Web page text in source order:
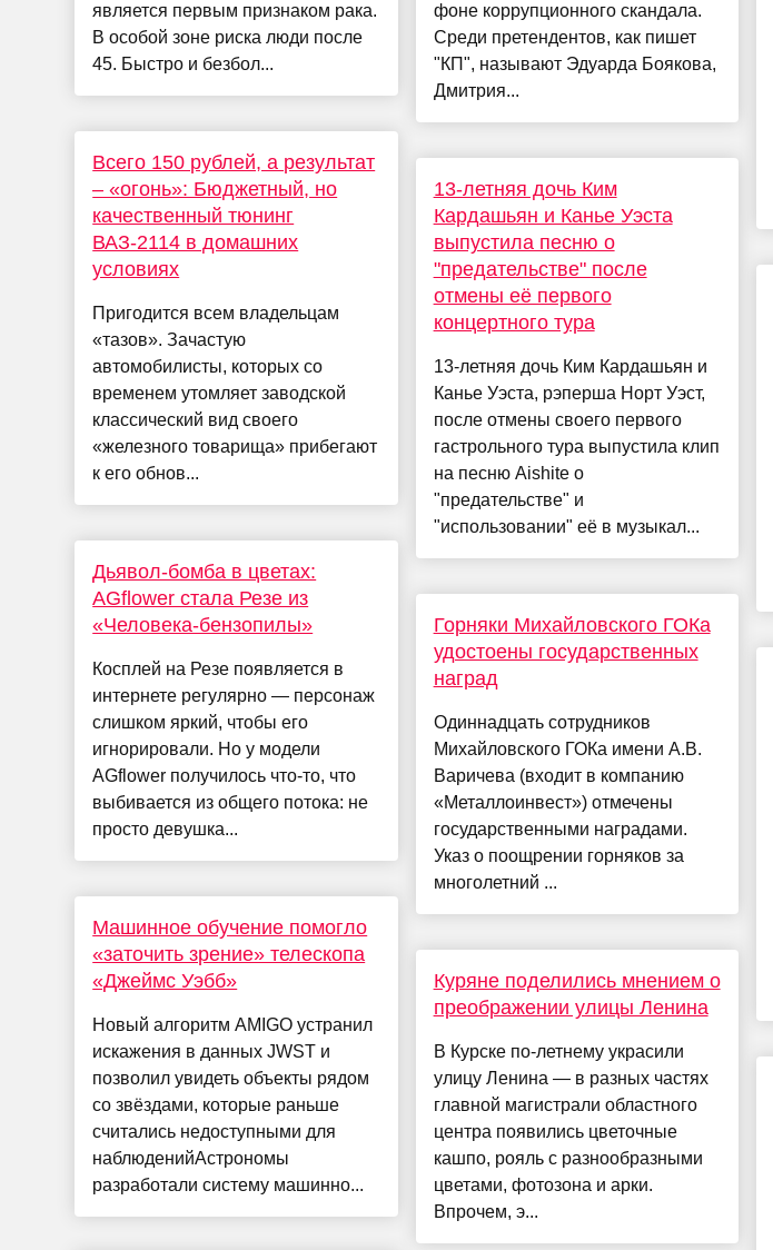
является первым признаком рака.
В особой зоне риска люди после
45. Быстро и безбол...
Всего 150 рублей, а результат
– «огонь»: Бюджетный, но
качественный тюнинг
ВАЗ-2114 в домашних
условиях
Пригодится всем владельцам
«тазов». Зачастую
автомобилисты, которых со
временем утомляет заводской
классический вид своего
«железного товарища» прибегают
к его обнов...
Дьявол-бомба в цветах:
AGflower стала Резе из
«Человека-бензопилы»
Косплей на Резе появляется в
интернете регулярно — персонаж
слишком яркий, чтобы его
игнорировали. Но у модели
AGflower получилось что-то, что
выбивается из общего потока: не
просто девушка...
Машинное обучение помогло
«заточить зрение» телескопа
«Джеймс Уэбб»
Новый алгоритм AMIGO устранил
искажения в данных JWST и
позволил увидеть объекты рядом
со звёздами, которые раньше
считались недоступными для
наблюденийАстрономы
разработали систему машинно...
фоне коррупционного скандала.
Среди претендентов, как пишет
"КП", называют Эдуарда Боякова,
Дмитрия...
13-летняя дочь Ким
Кардашьян и Канье Уэста
выпустила песню о
"предательстве" после
отмены её первого
концертного тура
13-летняя дочь Ким Кардашьян и
Канье Уэста, рэперша Норт Уэст,
после отмены своего первого
гастрольного тура выпустила клип
на песню Aishite о
"предательстве" и
"использовании" её в музыкал...
Горняки Михайловского ГОКа
удостоены государственных
наград
Одиннадцать сотрудников
Михайловского ГОКа имени А.В.
Варичева (входит в компанию
«Металлоинвест») отмечены
государственными наградами.
Указ о поощрении горняков за
многолетний ...
Куряне поделились мнением о
преображении улицы Ленина
В Курске по-летнему украсили
улицу Ленина — в разных частях
главной магистрали областного
центра появились цветочные
кашпо, рояль с разнообразными
цветами, фотозона и арки.
Впрочем, э...